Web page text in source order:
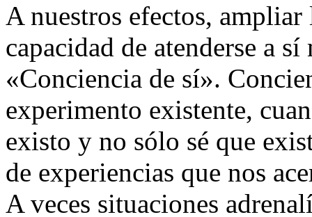
A nuestros efectos,
capacidad de atenderse a
«Conciencia de sí».
experimento existente,
existo y no sólo sé que
de experiencias que nos
A veces situaciones